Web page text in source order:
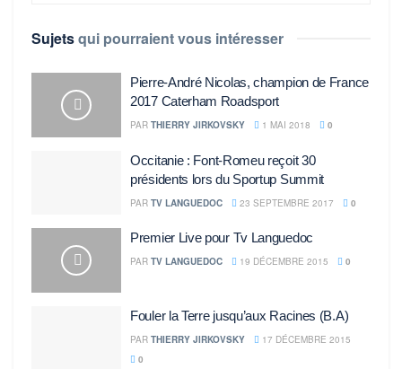
Sujetsqui pourraient vous intéresser
Pierre-André Nicolas, champion de France
2017 Caterham Roadsport
PAR THIERRY JIRKOVSKY 1 MAI 2018 0
Occitanie : Font-Romeu reçoit 30
présidents lors du Sportup Summit
PAR TV LANGUEDOC 23 SEPTEMBRE 2017 0
Premier Live pour Tv Languedoc
PAR TV LANGUEDOC 19 DÉCEMBRE 2015 0
Fouler la Terre jusqu’aux Racines (B.A)
PAR THIERRY JIRKOVSKY
17 DÉCEMBRE 2015
0